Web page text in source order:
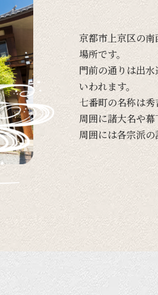
京都市上京区の南
場所です。
門前の通りは出水
いわれます。
七番町の名称は秀
周囲に諸大名や幕
周囲には各宗派の